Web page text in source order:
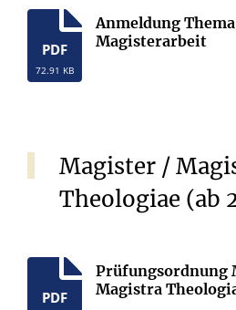
PDF
72.91 KB
Anmeldung Thema
Magisterarbeit
Magister /
Theologiae (ab
PDF
Prüfungsordnung
Magistra